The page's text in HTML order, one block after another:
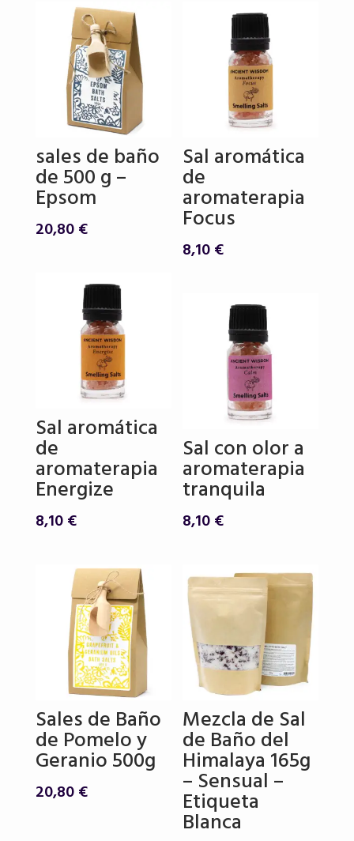
era:
12,65 €.
sales de baño
de 500 g –
Epsom
20,80€
Sal aromática
de
aromaterapia
Focus
8,10€
Sal aromática
de
aromaterapia
Energize
8,10€
Sal con olor a
aromaterapia
tranquila
8,10€
Sales de Baño
de Pomelo y
Geranio 500g
20,80€
Mezcla de Sal
de Baño del
Himalaya 165g
– Sensual –
Etiqueta
Blanca